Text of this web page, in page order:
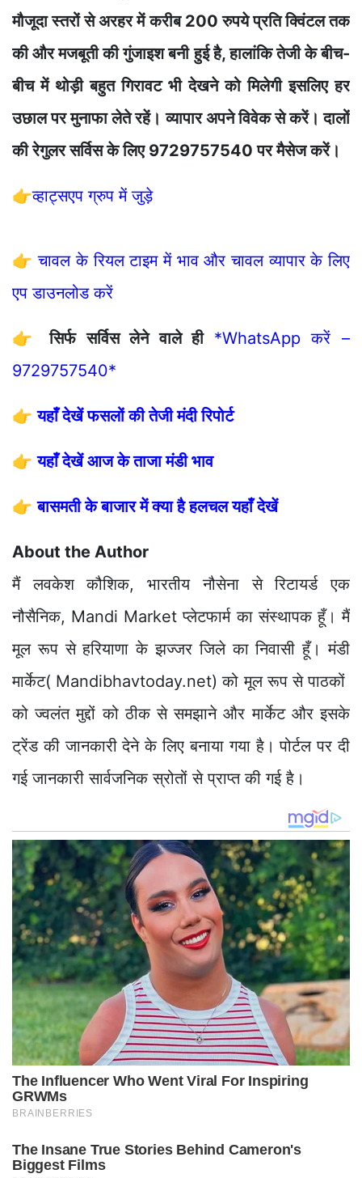
मौजूदा स्तरों से अरहर में करीब 200 रुपये प्रति क्विंटल तक
की और मजबूती की गुंजाइश बनी हुई है, हालांकि तेजी के बीच-
बीच में थोड़ी बहुत गिरावट भी देखने को मिलेगी इसलिए हर
उछाल पर मुनाफा लेते रहें। व्यापार अपने विवेक से करें। दालों
की रेगुलर सर्विस के लिए 9729757540 पर मैसेज करें।
👉व्हाट्सएप ग्रुप में जुड़े
👉चावल के रियल टाइम में भाव और चावल व्यापार के लिए
एप डाउनलोड करें
👉सिर्फ सर्विस लेने वाले ही *WhatsApp करें –
9729757540*
👉यहाँ देखें फसलों की तेजी मंदी रिपोर्ट
👉यहाँ देखें आज के ताजा मंडी भाव
👉बासमती के बाजार में क्या है हलचल यहाँ देखें
About the Author
मैं लवकेश कौशिक, भारतीय नौसेना से रिटायर्ड एक
नौसैनिक, Mandi Market प्लेटफार्म का संस्थापक हूँ। मैं
मूल रूप से हरियाणा के झज्जर जिले का निवासी हूँ। मंडी
मार्केट( Mandibhavtoday.net) को मूल रूप से पाठकों
को ज्वलंत मुद्दों को ठीक से समझाने और मार्केट और इसके
ट्रेंड की जानकारी देने के लिए बनाया गया है। पोर्टल पर दी
गई जानकारी सार्वजनिक स्रोतों से प्राप्त की गई है।